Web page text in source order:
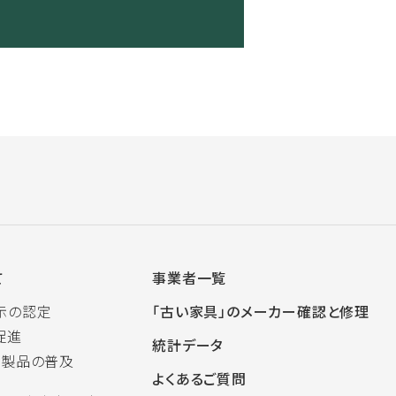
の認定
進
品の普及
事業者一覧
「古い家具」のメーカー確認と修理
統計データ
よくあるご質問